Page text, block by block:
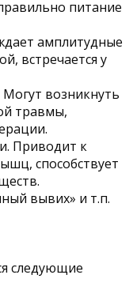
питание
амплитудные
встречается у
возникнуть
травмы,
Приводит к
способствует
вывих» и т.п.
следующие